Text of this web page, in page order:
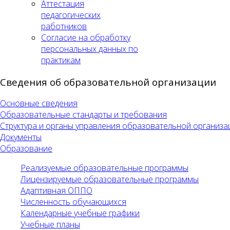
Аттестация
педагогических
работников
Согласие на обработку
персональных данных по
практикам
Сведения об образовательной организации
Основные сведения
Образовательные стандарты и требования
Структура и органы управления образовательной
Документы
Образование
Реализуемые образовательные программы
Лицензируемые образовательные программы
Адаптивная ОППО
Численность обучающихся
Календарные учебные графики
Учебные планы